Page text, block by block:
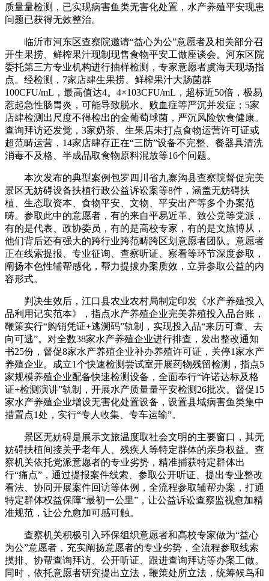
质量量检测，已实现病害鱼类无害化处置，水产养殖平安现患
问题已获得无效整治。
临沂市河东区查察院邀请“益心为公”意愿者及相关部分召
开生果捞、鲜榨果汁现制现售食物平安工做座谈会。河东区院
委托第三方专业机构进行抽样检测，专家意愿者虞海天现场指
点。经检测，7家店肆生果捞、鲜榨果汁大肠菌群
100CFU/mL，最高值达4。4×103CFU/mL，超标近50倍，极易
惹起急性肠胃炎，可能导致脱水、败血症等严沉并发症；5家
店肆检测出尺度不得检出的金葡萄球菌，严沉风险饮食健康。
查询拜访还发觉，3家奶茶、生果店未打点食物运营许可证或
超范畴运营，14家店肆存正在“三防”设备不完整、餐器具清洗
消毒不及格、半成品取食物原料混放等16个问题。
本次发布的典型案例包罗四川省九寨沟县查察院督促完美
景区无妨碍设备扶植行政公益诉讼案等8件，涵盖无妨碍扶
植、生态取资本、食物平安、文物、平安出产等多个办案范
畴。参取此中的意愿者，有的来自平易近革、致公党等党派，
有的是代表、政协委员，有的是高校专家，有的是文旅博从，
他们背后还有强大的跨行业跨范畴跨区划意愿者团队。意愿者
正在线索提报、专业征询、查察听证、察看等环节深度参取，
阐扬本色性辅帮感化，帮力提拔办案质效，立异参取公益的内
容形式。
判决生效后，江口县农业农村局制定印发《水产养殖投入
品利用记实范本》，指点水产养殖企业完美养殖投入品台账，
鞭策实行“购销凭证+逃溯码”轨制，实现投入品“来历可查、去
向可逃”。对全数38家水产养殖企业进行排查，发出整改通知
书25份，督促8家水产养殖企业补办养殖许可证，关停1家水产
养殖企业。成立1个快速检测尝试室开展药物残留检测，指点5
家规模养殖企业配备快速检测设备，全面奉行“许诺达标及格
证+检测演讲”轨制，开展水产质量量平安检测26批次。督促15
家水产养殖企业增设无害化处置设备，设置县域病害鱼类集中
措置点1处，实行“专人收集、专车运输”。
景区无妨碍是展示文旅温度取社会文明的主要窗口，其无
妨碍扶植间接关乎老年人、残疾人等特定群体的亲身权益。查
察机关依托党派意愿者的专业劣势，精准捕获特定群体出
行“痛点”，通过提报案件线索、参取公开听证、提出专业整改
看法、协同开展案件回访等体例，全流程参取辅帮办案，打通
特定群体权益保障“最初一公里”，让公益诉讼查察监视愈加精
准规范，让公允愈加可感可触。
查察机关积极引入环保组织意愿者和高校专家做为“益心
为公”意愿者，充实阐扬意愿者的专业劣势，全流程参取线索
摸排、协帮查询拜访、公开听证、跟进查询拜访等办案工做。
同时，依托意愿者研究提出立法，鞭策处所立法，统筹候鸟和